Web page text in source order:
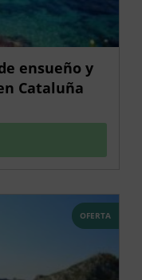
ensueño y
Cataluña
OFERTA